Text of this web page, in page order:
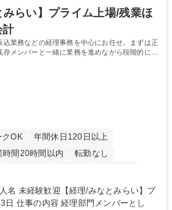
9時間未満／有給年平均16日取得
収益を生み出す活動を積極的に行って
らい】プライム上場/残業ほ
計
業務などの経理事務を中心にお任せ。まずは正
メンバーと一緒に業務を進めながら段階的に経
クOK
年間休日120日以上
時間20時間以内
転勤なし
駅近5分以内 土日祝休み
服装自由
とし